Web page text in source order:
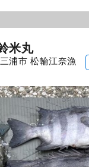
米丸
浦市 松輪江奈漁